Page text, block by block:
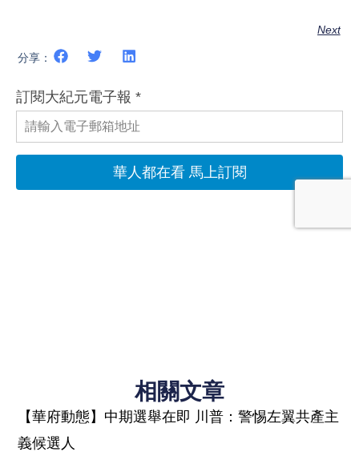
Next
分享：
相關文章
【華府動態】中期選舉在即 川普：警惕左翼共產主
義候選人